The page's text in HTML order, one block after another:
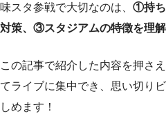
味スタ参戦で大切なのは、 ①持ち
対策、③スタジアムの特徴を理
この記事で紹介した内容を押さ
てライブに集中でき、思い切り
しめます！